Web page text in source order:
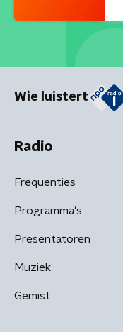
Wie luistert
Radio
Frequenties
Programma's
Presentatoren
Muziek
Gemist